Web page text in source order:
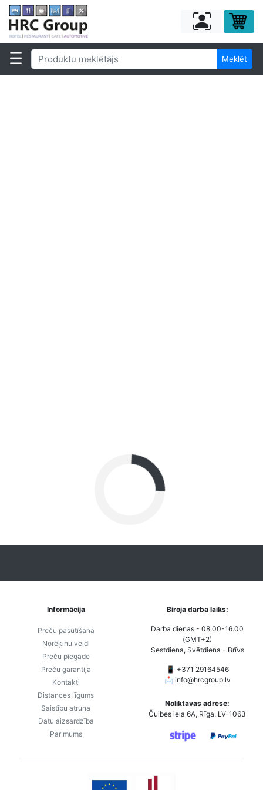
Meklēt
Informācija
Preču pasūtīšana
Norēķinu veidi
Preču piegāde
Preču garantija
Kontakti
Distances līgums
Saistību atruna
Datu aizsardzība
Par mums
Biroja darba laiks:
Darba dienas - 08.00-16.00
(GMT+2)
Sestdiena, Svētdiena - Brīvs
📱 +371 29164546
📩 info@hrcgroup.lv
Noliktavas adrese:
Čuibes iela 6A, Rīga, LV-1063